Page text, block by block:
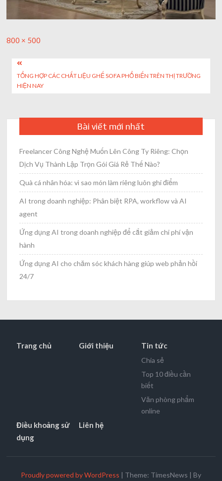
AI agent cho doanh nghiệp khác chatbot truyền thống ra sao
Full
800 × 500
Post
navigation
TỔNG HỢP CÁC CHẤT LIỆU GHẾ SOFA PHỔ BIẾN TRÊN THỊ TRƯỜNG
HIỆN NAY
Bài viết mới nhất
Freelancer Công Nghệ Muốn Lên Công Ty Riêng: Chọn
Dịch Vụ Thành Lập Trọn Gói Giá Rẻ Thế Nào?
Quà cá nhân hóa: vì sao món làm riêng luôn ghi điểm
AI trong doanh nghiệp: Phân biệt RPA, workflow và AI
agent
Ứng dụng AI trong doanh nghiệp để cắt giảm chi phí vận
hành
Ứng dụng AI cho chăm sóc khách hàng giúp web phản hồi
24/7
Trang chủ Giới thiệu Tin tức
Chia sẻ
Top 10 điều cần
biết
Văn phòng phẩm
online
Điều khoảng sử
dụng
Liên hệ
Proudly powered by WordPress | Theme: TimesNews | By